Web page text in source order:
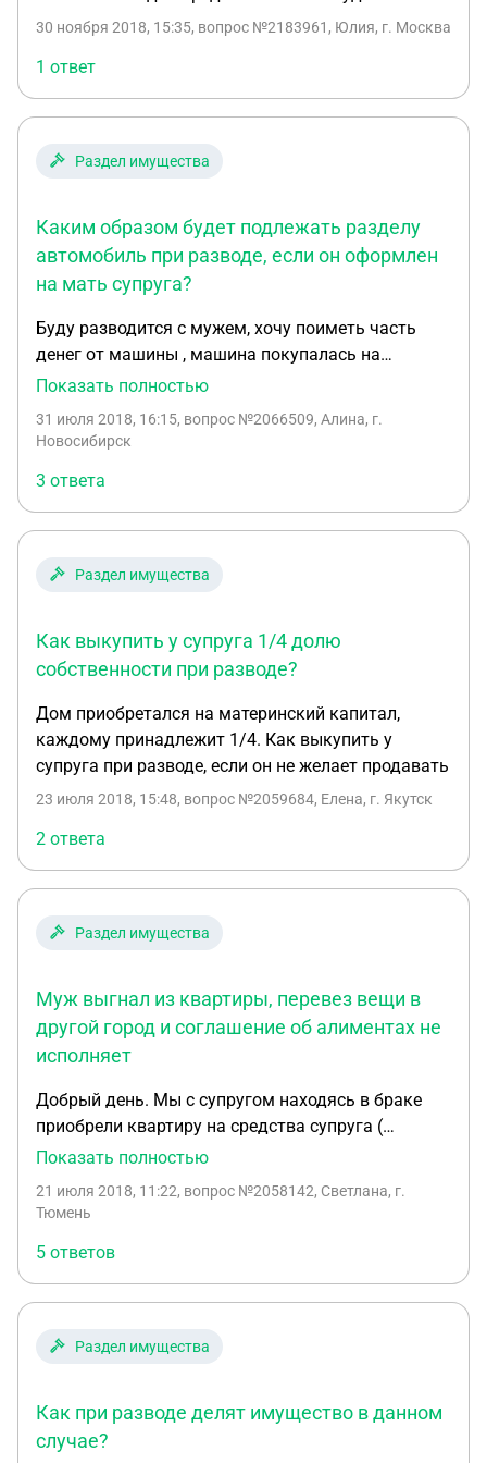
30 ноября 2018, 15:35, вопрос №2183961, Юлия, г. Москва
1 ответ
Раздел имущества
Каким образом будет подлежать разделу
автомобиль при разводе, если он оформлен
на мать супруга?
Буду разводится с мужем, хочу поиметь часть
денег от машины , машина покупалась на
свадебные деньги , но машина сейчас
делать в таком случае ? Могу я претендовать на
Показать полностью
31 июля 2018, 16:15, вопрос №2066509, Алина, г.
Новосибирск
3 ответа
Раздел имущества
Как выкупить у супруга 1/4 долю
собственности при разводе?
Дом приобретался на материнский капитал,
каждому принадлежит 1/4. Как выкупить у
супруга при разводе, если он не желает продавать
23 июля 2018, 15:48, вопрос №2059684, Елена, г. Якутск
2 ответа
Раздел имущества
Муж выгнал из квартиры, перевез вещи в
другой город и соглашение об алиментах не
исполняет
Добрый день. Мы с супругом находясь в браке
приобрели квартиру на средства супруга (
долевое строительство) я много лет не работала,
практически не находился, работал, мотался по
лет мы развелись, раздела имущества не было.
Мы остались с сыном жить в квартире. В день
развода я приобрела у него машину по договору
купли- продажи, денег я ему не отдавала. Еще до
развода он купил автомобиль и оформил его на
претендовала. По алиментам заключили
соглашение у нотариуса, но именно 25% от
Показать полностью
21 июля 2018, 11:22, вопрос №2058142, Светлана, г.
Тюмень
5 ответов
Раздел имущества
Как при разводе делят имущество в данном
случае?